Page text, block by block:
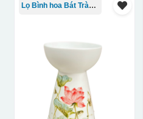
Lọ Bình hoa Bát Tràng in logo